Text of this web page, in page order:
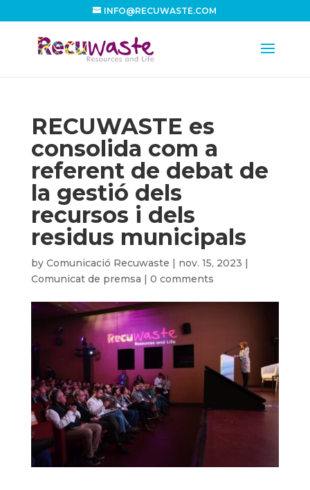
INFO@RECUWASTE.COM
RECUWASTE es
consolida com a
referent de debat de
la gestió dels
recursos i dels
residus municipals
by Comunicació Recuwaste | nov. 15, 2023 |
Comunicat de premsa | 0 comments